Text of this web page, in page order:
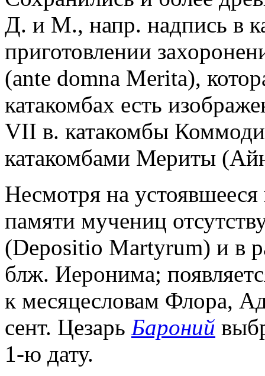
Д. и М., напр. надпись в
приготовлении
(ante domna Merita),
катакомбах есть
VII в. катакомбы
катакомбами Мериты
Несмотря на
памяти мучениц
(Depositio Martyrum) и в
блж. Иеронима;
к месяцесловам Флора,
сент. Цезарь Бароний
1-ю дату.